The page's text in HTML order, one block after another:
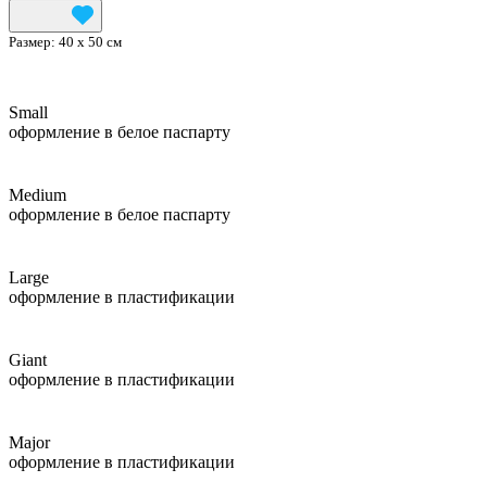
Размер: 40 х 50 см
Small
оформление в белое паспарту
Medium
оформление в белое паспарту
Large
оформление в пластификации
Giant
оформление в пластификации
Major
оформление в пластификации